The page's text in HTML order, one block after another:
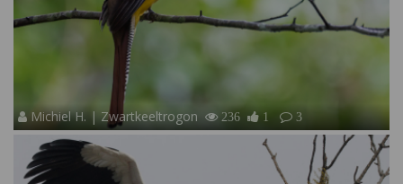
Michiel H. | Zwartkeeltrogon 236 1 3